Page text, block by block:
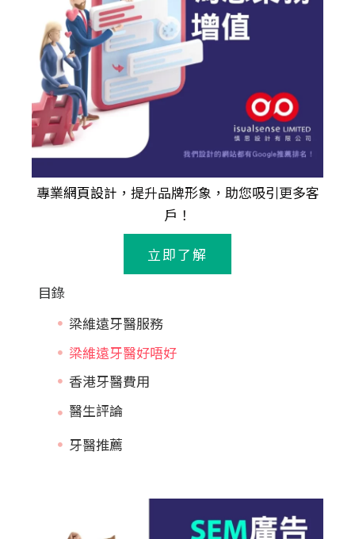
專業網頁設計 ，提升品牌形象，助您吸引更多客
戶！
立即了解
目錄
梁維遠牙醫服務
梁維遠牙醫好唔好
香港牙醫費用
牙醫推薦